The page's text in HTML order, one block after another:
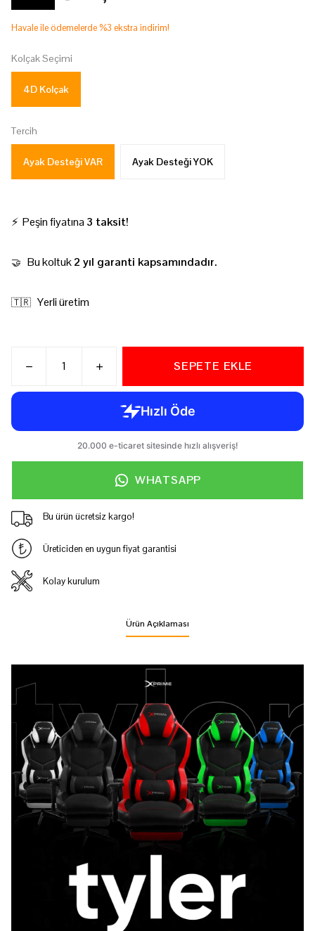
Havale ile ödemelerde %3 ekstra indirim!
Kolçak Seçimi
4D Kolçak
Tercih
Ayak Desteği VAR Ayak Desteği YOK
⚡ Peşin fiyatına 3 taksit!
🤝 Bu koltuk2 yıl garanti kapsamındadır.
🇹🇷 Yerli üretim
SEPETE EKLE
WHATSAPP
Bu ürün ücretsiz kargo!
Üreticiden en uygun fiyat garantisi
Kolay kurulum
Ürün Açıklaması